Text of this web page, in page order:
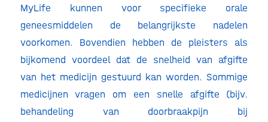
MyLife kunnen voor specifieke orale
geneesmiddelen de belangrijkste nadelen
voorkomen. Bovendien hebben de pleisters als
bijkomend voordeel dat de snelheid van afgifte
van het medicijn gestuurd kan worden. Sommige
medicijnen vragen om een snelle afgifte (bijv.
behandeling van doorbraakpijn bij